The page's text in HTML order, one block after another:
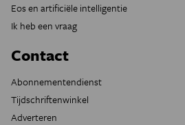
Eos en artificiële intelligentie
Ik heb een vraag
Contact
Abonnementendienst
Tijdschriftenwinkel
Adverteren